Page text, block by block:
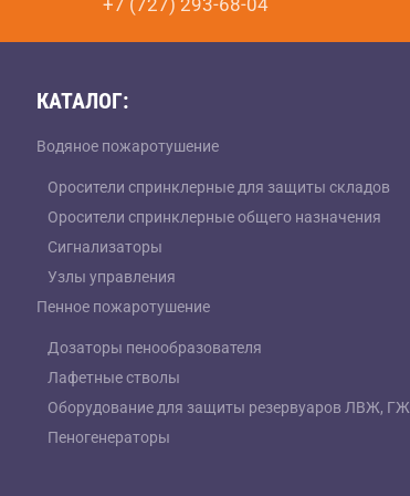
+7 (727) 293-68-04
КАТАЛОГ:
Водяное пожаротушение
Оросители спринклерные для защиты складов
Оросители спринклерные общего назначения
Сигнализаторы
Узлы управления
Пенное пожаротушение
Дозаторы пенообразователя
Лафетные стволы
Оборудование для защиты резервуаров ЛВЖ, ГЖ
Пеногенераторы